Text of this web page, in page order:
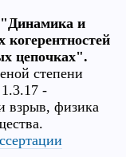
"Динамика и
цепочках".
степени
-
взрыв, физика